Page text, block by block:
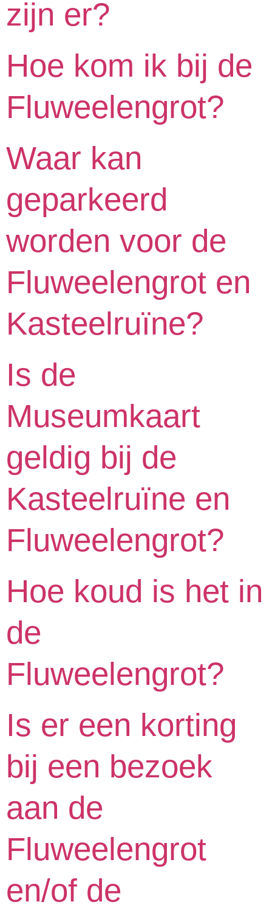
zijn er?
Hoe kom ik bij de
Fluweelengrot?
Waar kan
geparkeerd
worden voor de
Fluweelengrot en
Kasteelruïne?
Is de
Museumkaart
geldig bij de
Kasteelruïne en
Fluweelengrot?
Hoe koud is het in
de
Fluweelengrot?
Is er een korting
bij een bezoek
aan de
Fluweelengrot
en/of de